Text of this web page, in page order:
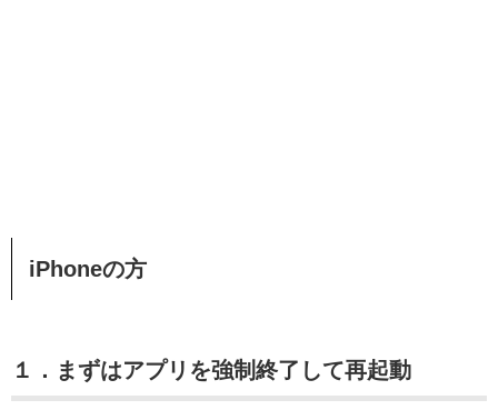
iPhoneの方
１．まずはアプリを強制終了して再起動